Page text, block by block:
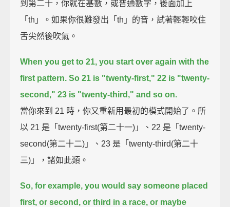
到第二十，你就在基數，或普通數字，後面加上
「th」。如果你很難發出「th」的音，試著輕輕咬住
舌尖然後吹氣。
When you get to 21, you start over again with the
first pattern. So 21 is "twenty-first," 22 is "twenty-
second," 23 is "twenty-third," and so on.
當你來到 21 時，你又重新用最初的模式開始了。所
以 21 是「twenty-first(第二十一)」、22 是「twenty-
second(第二十二)」、23 是「twenty-third(第二十
三)」，諸如此類。
So, for example, you would say someone placed
first, or second, or third in a race, or maybe